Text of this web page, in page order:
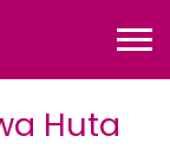
Huta